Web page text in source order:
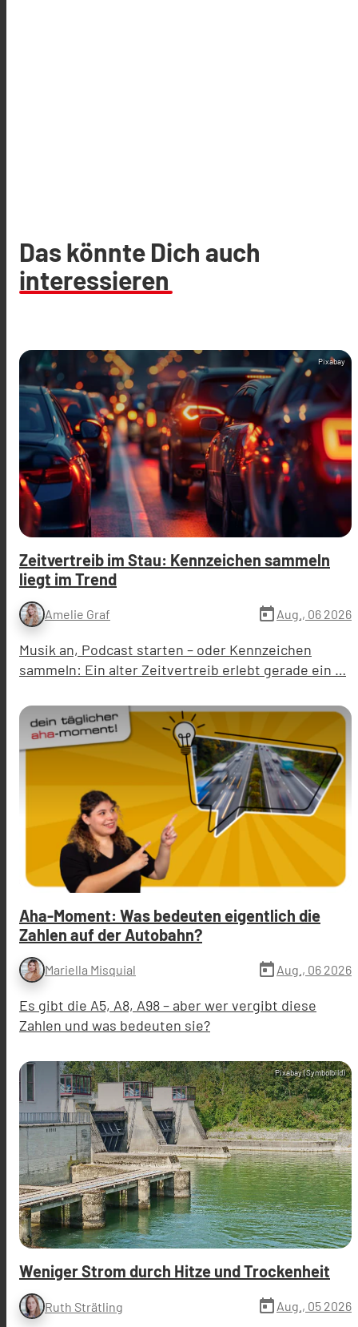
Das könnte Dich auch
interessieren
Pixabay
Zeitvertreib im Stau: Kennzeichen sammeln
liegt im Trend
Amelie Graf today Aug., 06 2026
Musik an, Podcast starten – oder Kennzeichen
sammeln: Ein alter Zeitvertreib erlebt gerade ein …
Aha-Moment: Was bedeuten eigentlich die
Zahlen auf der Autobahn?
Mariella Misquial today Aug., 06 2026
Es gibt die A5, A8, A98 – aber wer vergibt diese
Zahlen und was bedeuten sie?
Pixabay (Symbolbild)
Weniger Strom durch Hitze und Trockenheit
Ruth Strätling today Aug., 05 2026